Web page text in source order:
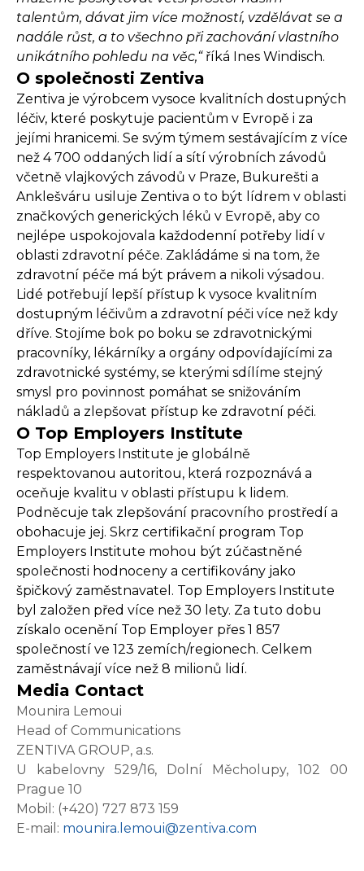
talentům, dávat jim více možností, vzdělávat se a
nadále růst, a to všechno při zachování vlastního
unikátního pohledu na věc,“říká Ines Windisch.
O společnosti Zentiva
Zentiva je výrobcem vysoce kvalitních dostupných
léčiv, které poskytuje pacientům v Evropě i za
jejími hranicemi. Se svým týmem sestávajícím z více
než 4 700 oddaných lidí a sítí výrobních závodů
včetně vlajkových závodů v Praze, Bukurešti a
Anklešváru usiluje Zentiva o to být lídrem v oblasti
značkových generických léků v Evropě, aby co
nejlépe uspokojovala každodenní potřeby lidí v
oblasti zdravotní péče. Zakládáme si na tom, že
zdravotní péče má být právem a nikoli výsadou.
Lidé potřebují lepší přístup k vysoce kvalitním
dostupným léčivům a zdravotní péči více než kdy
dříve. Stojíme bok po boku se zdravotnickými
pracovníky, lékárníky a orgány odpovídajícími za
zdravotnické systémy, se kterými sdílíme stejný
smysl pro povinnost pomáhat se snižováním
nákladů a zlepšovat přístup ke zdravotní péči.
O Top Employers Institute
Top Employers Institute je globálně
respektovanou autoritou, která rozpoznává a
oceňuje kvalitu v oblasti přístupu k lidem.
Podněcuje tak zlepšování pracovního prostředí a
obohacuje jej. Skrz certifikační program Top
Employers Institute mohou být zúčastněné
společnosti hodnoceny a certifikovány jako
špičkový zaměstnavatel. Top Employers Institute
byl založen před více než 30 lety. Za tuto dobu
získalo ocenění Top Employer přes 1 857
společností ve 123 zemích/regionech. Celkem
zaměstnávají více než 8 milionů lidí.
Media Contact
Mounira Lemoui
Head of Communications
ZENTIVA GROUP, a.s.
U kabelovny 529/16, Dolní Měcholupy, 102 00
Prague 10
Mobil: (+420) 727 873 159
E-mail: mounira.lemoui@zentiva.com